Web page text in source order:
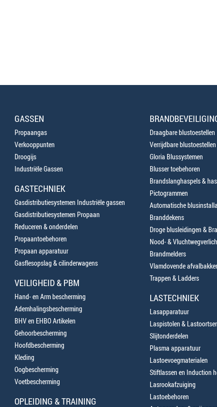
GASSEN
Propaangas
Verkooppunten
Droogijs
Industriële Gassen
GASTECHNIEK
Gasdistributiesystemen Industriële gassen
Gasdistributiesystemen Propaan
Reduceren & onderdelen
Propaantoebehoren
Propaan apparatuur
Gasflesopslag & cilinderwagens
VEILIGHEID & PBM
Hand- en Arm bescherming
Ademhalingsbescherming
BHV en EHBO Artikelen
Gehoorbescherming
Hoofdbescherming
Kleding
Oogbescherming
Voetbescherming
OPLEIDING & TRAINING
Draagbare blustoestellen
Verrijdbare blustoestellen
Gloria Blussystemen
Blusser toebehoren
Brandslanghaspels &
Pictogrammen
Automatische
Branddekens
Droge blusleidingen &
Nood- &
Brandmelders
Vlamdovende
Trappen & Ladders
LASTECHNIEK
Lasapparatuur
Laspistolen &
Slijtonderdelen
Plasma apparatuur
Lastoevoegmaterialen
Stiftlassen en Induction
Lasrookafzuiging
Lastoebehoren